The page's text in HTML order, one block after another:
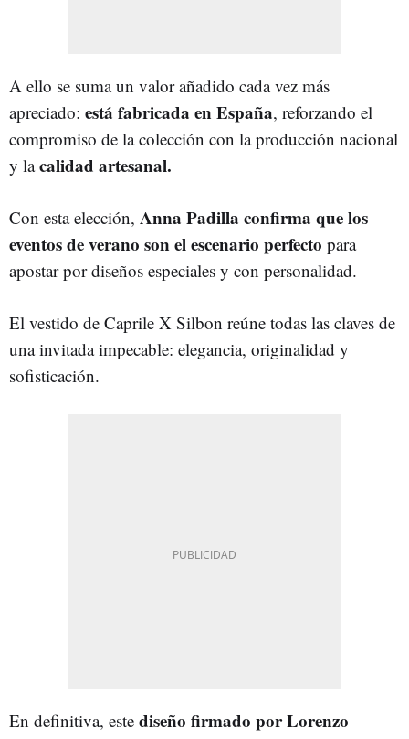
A ello se suma un valor añadido cada vez más
apreciado: está fabricada en España, reforzando el
compromiso de la colección con la producción nacional
y lacalidad artesanal.
Con esta elección, Anna Padilla confirma que los
eventos de verano son el escenario perfecto para
apostar por diseños especiales y con personalidad.
El vestido de Caprile X Silbon reúne todas las claves de
una invitada impecable: elegancia, originalidad y
sofisticación.
En definitiva, este diseño firmado por Lorenzo